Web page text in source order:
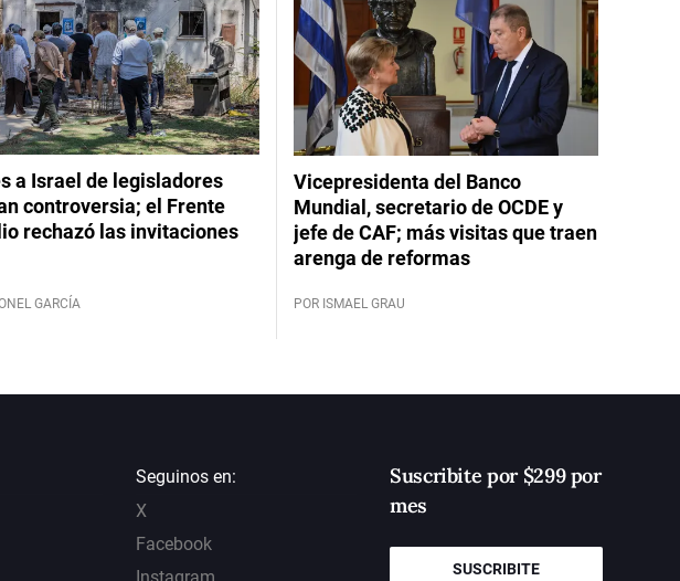
a Israel de legisladores
controversia; el Frente
rechazó las invitaciones
GARCÍA
Vicepresidenta del Banco
Mundial, secretario de OCDE y
jefe de CAF; más visitas que traen
arenga de reformas
POR ISMAEL GRAU
Seguinos en:
X
Facebook
Suscribite por $299 por
mes
SUSCRIBITE